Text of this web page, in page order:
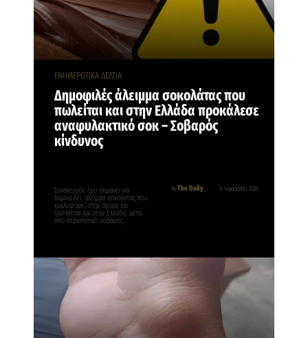
ΕΝΗΜΕΡΩΤΙΚΑ ΔΕΛΤΙΑ
Δημοφιλές άλειμμα σοκολάτας που
πωλείται και στην Ελλάδα προκάλεσε
αναφυλακτικό σοκ – Σοβαρός
κίνδυνος
By The Daily 9 Αυγούστου, 2026
Συναγερμός έχει σημάνει για
δημοφιλές άλειμμα σοκολάτας που
κυκλοφορεί στην αγορά και
διατίθεται και στην Ελλάδα, μετά
από περιστατικό σοβαρής…